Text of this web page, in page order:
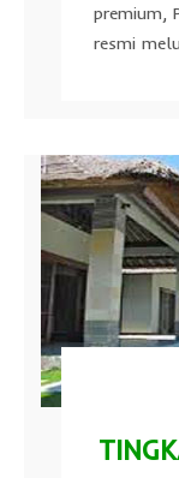
premium,
resmi